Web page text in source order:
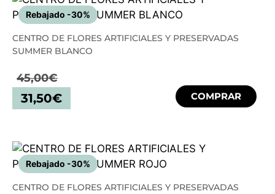
Rebajado -30%
CENTRO DE FLORES ARTIFICIALES Y PRESERVADAS
SUMMER BLANCO
45,00€
31,50€ COMPRAR
Rebajado -30%
CENTRO DE FLORES ARTIFICIALES Y PRESERVADAS